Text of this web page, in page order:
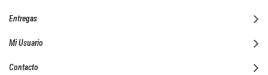
Entregas
Mi Usuario
Contacto